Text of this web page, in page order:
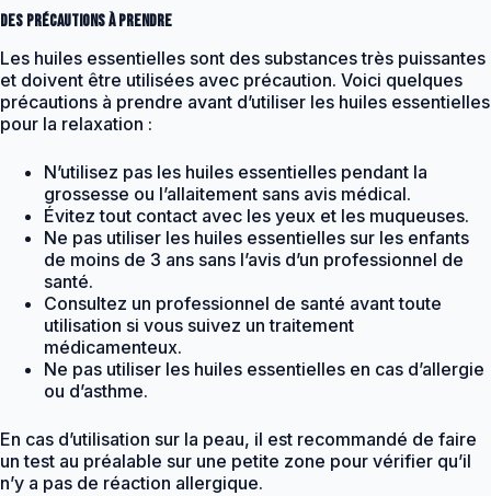
Des précautions à prendre
Les huiles essentielles sont des substances très puissantes
et doivent être utilisées avec précaution. Voici quelques
précautions à prendre avant d’utiliser les huiles essentielles
pour la relaxation :
N’utilisez pas les huiles essentielles pendant la
grossesse ou l’allaitement sans avis médical.
Évitez tout contact avec les yeux et les muqueuses.
Ne pas utiliser les huiles essentielles sur les enfants
de moins de 3 ans sans l’avis d’un professionnel de
santé.
Consultez un professionnel de santé avant toute
utilisation si vous suivez un traitement
médicamenteux.
Ne pas utiliser les huiles essentielles en cas d’allergie
ou d’asthme.
En cas d’utilisation sur la peau, il est recommandé de faire
un test au préalable sur une petite zone pour vérifier qu’il
n’y a pas de réaction allergique.